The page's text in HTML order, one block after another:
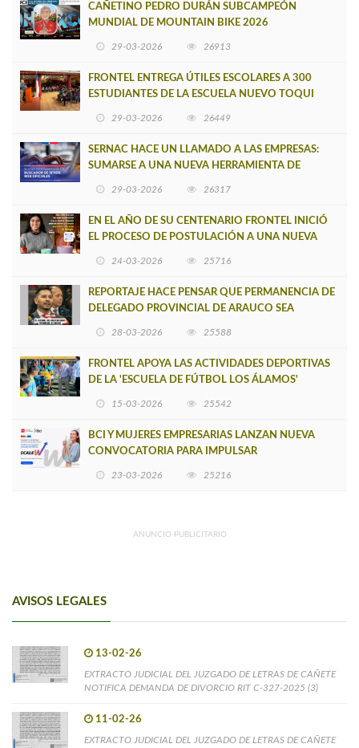
CAÑETINO PEDRO DURÁN SUBCAMPEÓN
MUNDIAL DE MOUNTAIN BIKE 2026
29-03-2026 26913
FRONTEL ENTREGA ÚTILES ESCOLARES A 300
ESTUDIANTES DE LA ESCUELA NUEVO TOQUI
29-03-2026 26449
SERNAC HACE UN LLAMADO A LAS EMPRESAS:
SUMARSE A UNA NUEVA HERRAMIENTA DE
29-03-2026 26317
EN EL AÑO DE SU CENTENARIO FRONTEL INICIÓ
EL PROCESO DE POSTULACIÓN A UNA NUEVA
24-03-2026 25716
REPORTAJE HACE PENSAR QUE PERMANENCIA DE
DELEGADO PROVINCIAL DE ARAUCO SEA
28-03-2026 25588
FRONTEL APOYA LAS ACTIVIDADES DEPORTIVAS
DE LA 'ESCUELA DE FÚTBOL LOS ÁLAMOS'
15-03-2026 25542
BCI Y MUJERES EMPRESARIAS LANZAN NUEVA
CONVOCATORIA PARA IMPULSAR
23-03-2026 25216
ANUNCIO PUBLICITARIO
AVISOS LEGALES
13-02-26
EXTRACTO JUDICIAL DEL JUZGADO DE LETRAS DE CAÑETE
NOTIFICA DEMANDA DE DIVORCIO RIT C-327-2025 (3)
11-02-26
EXTRACTO JUDICIAL DEL JUZGADO DE LETRAS DE CAÑETE